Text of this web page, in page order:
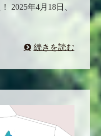
2025年4月18日、
続きを読む